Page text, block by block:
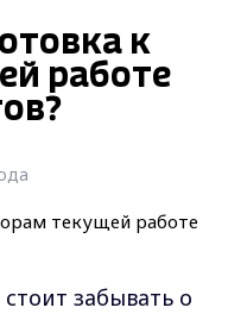
к
работе
забывать о